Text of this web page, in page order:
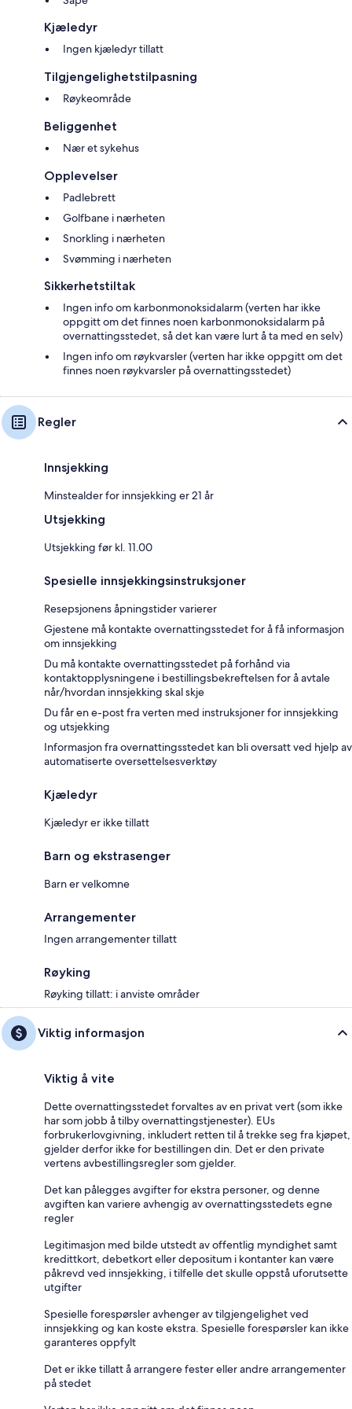
Kjæledyr
Ingen kjæledyr tillatt
Tilgjengelighetstilpasning
Røykeområde
Beliggenhet
Nær et sykehus
Opplevelser
Padlebrett
Golfbane i nærheten
Snorkling i nærheten
Svømming i nærheten
Sikkerhetstiltak
Ingen info om karbonmonoksidalarm (verten har ikke
oppgitt om det finnes noen karbonmonoksidalarm på
overnattingsstedet, så det kan være lurt å ta med en selv)
Ingen info om røykvarsler (verten har ikke oppgitt om det
finnes noen røykvarsler på overnattingsstedet)
Regler
Innsjekking
Minstealder for innsjekking er 21 år
Utsjekking
Utsjekking før kl. 11.00
Spesielle innsjekkingsinstruksjoner
Resepsjonens åpningstider varierer
Gjestene må kontakte overnattingsstedet for å få informasjon
om innsjekking
Du må kontakte overnattingsstedet på forhånd via
kontaktopplysningene i bestillingsbekreftelsen for å avtale
når/hvordan innsjekking skal skje
Du får en e-post fra verten med instruksjoner for innsjekking
og utsjekking
Informasjon fra overnattingsstedet kan bli oversatt ved hjelp av
automatiserte oversettelsesverktøy
Kjæledyr
Kjæledyr er ikke tillatt
Barn og ekstrasenger
Barn er velkomne
Arrangementer
Ingen arrangementer tillatt
Røyking
Røyking tillatt: i anviste områder
Viktig informasjon
Viktig å vite
Dette overnattingsstedet forvaltes av en privat vert (som ikke
har som jobb å tilby overnattingstjenester). EUs
forbrukerlovgivning, inkludert retten til å trekke seg fra kjøpet,
gjelder derfor ikke for bestillingen din. Det er den private
vertens avbestillingsregler som gjelder.
Det kan pålegges avgifter for ekstra personer, og denne
avgiften kan variere avhengig av overnattingsstedets egne
regler
Legitimasjon med bilde utstedt av offentlig myndighet samt
kredittkort, debetkort eller depositum i kontanter kan være
påkrevd ved innsjekking, i tilfelle det skulle oppstå uforutsette
utgifter
Spesielle forespørsler avhenger av tilgjengelighet ved
innsjekking og kan koste ekstra. Spesielle forespørsler kan ikke
garanteres oppfylt
Det er ikke tillatt å arrangere fester eller andre arrangementer
på stedet